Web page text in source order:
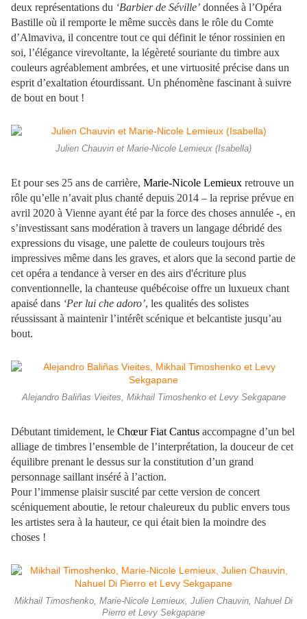
deux représentations du ‘Barbier de Séville’ données à l’Opéra
Bastille où il remporte le même succès dans le rôle du Comte
d’Almaviva, il concentre tout ce qui définit le ténor rossinien en
soi, l’élégance virevoltante, la légèreté souriante du timbre aux
couleurs agréablement ambrées, et une virtuosité précise dans un
esprit d’exaltation étourdissant. Un phénomène fascinant à suivre
de bout en bout !
Julien Chauvin et Marie-Nicole Lemieux (Isabella)
Et pour ses 25 ans de carrière, Marie-Nicole Lemieux retrouve un
rôle qu’elle n’avait plus chanté depuis 2014 – la reprise prévue en
avril 2020 à Vienne ayant été par la force des choses annulée -, en
s’investissant sans modération à travers un langage débridé des
expressions du visage, une palette de couleurs toujours très
impressives même dans les graves, et alors que la second partie de
cet opéra a tendance à verser en des airs d'écriture plus
conventionnelle, la chanteuse québécoise offre un luxueux chant
apaisé dans ‘Per lui che adoro’, les qualités des solistes
réussissant à maintenir l’intérêt scénique et belcantiste jusqu’au
bout.
Alejandro Baliñas Vieites, Mikhail Timoshenko et Levy Sekgapane
Débutant timidement, le Chœur Fiat Cantus accompagne d’un bel
alliage de timbres l’ensemble de l’interprétation, la douceur de cet
équilibre prenant le dessus sur la constitution d’un grand
personnage saillant inséré à l’action.
Pour l’immense plaisir suscité par cette version de concert
scéniquement aboutie, le retour chaleureux du public envers tous
les artistes sera à la hauteur, ce qui était bien la moindre des
choses !
Mikhail Timoshenko, Marie-Nicole Lemieux, Julien Chauvin, Nahuel Di
Pierro et Levy Sekgapane